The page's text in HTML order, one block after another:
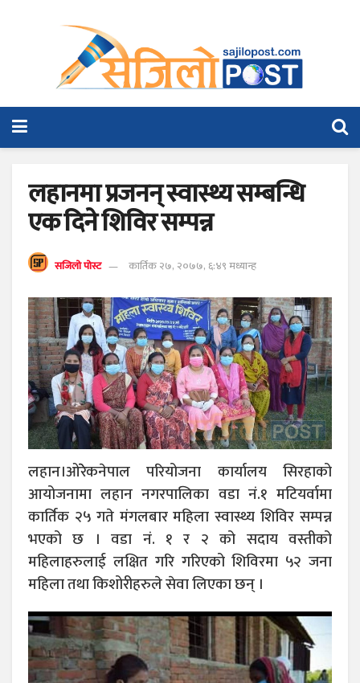
लहानमा प्रजनन् स्वास्थ्य सम्बन्धि
एक दिने शिविर सम्पन्न
सजिलो पोस्ट कार्तिक २७, २०७७, ६:४९ मध्यान्ह
लहान।ओरेेकनेपाल परियोजना कार्यालय सिरहाको
आयोजनामा लहान नगरपालिका वडा नं.१ मटियर्वामा
कार्तिक २५ गते मंगलबार महिला स्वास्थ्य शिविर सम्पन्न
भएको छ । वडा नं. १ र २ को सदाय वस्तीको
महिलाहरुलाई लक्षित गरि गरिएको शिविरमा ५२ जना
महिला तथा किशोरीहरुले सेवा लिएका छन् ।